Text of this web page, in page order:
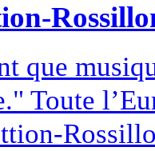
que
Toute